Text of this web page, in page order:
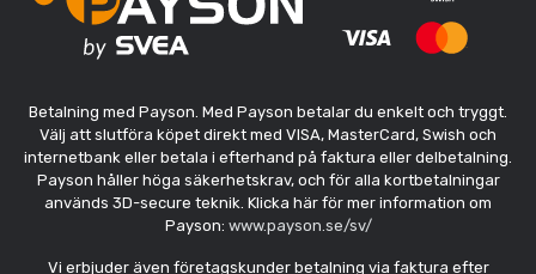
Betalning med Payson. Med Payson betalar du enkelt och tryggt.
Välj att slutföra köpet direkt med VISA, MasterCard, Swish och
internetbank eller betala i efterhand på faktura eller delbetalning.
Payson håller höga säkerhetskrav, och för alla kortbetalningar
används 3D-secure teknik. Klicka här för mer information om
Payson: www.payson.se/sv/
Vi erbjuder även företagskunder betalning via faktura efter